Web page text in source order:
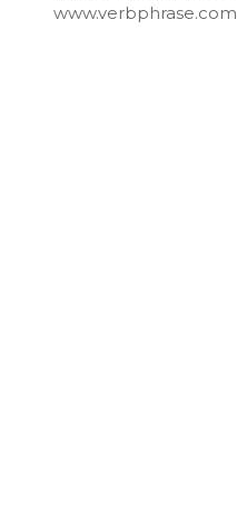
www.verbphrase.com